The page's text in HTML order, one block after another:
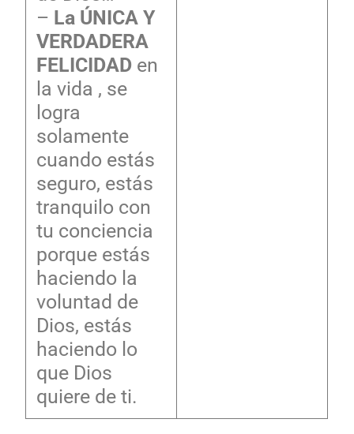
– La ÚNICA Y
VERDADERA
FELICIDAD en
la vida , se
logra
solamente
cuando estás
seguro, estás
tranquilo con
tu conciencia
porque estás
haciendo la
voluntad de
Dios, estás
haciendo lo
que Dios
quiere de ti.